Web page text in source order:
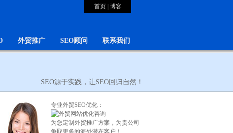
首页| 博客
外贸推广 SEO顾问 联系我们
SEO源于实践，让SEO回归自然！
专业外贸SEO优化：
为您定制外贸推广方案，为贵公司
争取更多的海外潜在客户！